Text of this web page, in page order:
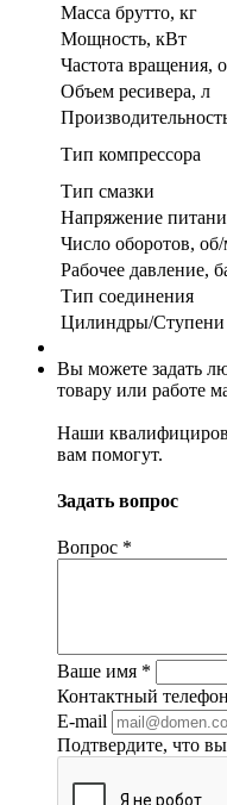
Масса брутто, кг
Мощность, кВт
Частота вращения,
Объем ресивера, л
Тип компрессора
Тип смазки
Напряжение
Число оборотов,
Рабочее давление,
Тип соединения
Цилиндры/Ступени
Вы можете задать
товару или работе
Наши
вам помогут.
Задать вопрос
Вопрос *
Ваше имя *
Контактный телефон
E-mail
Подтвердите, что